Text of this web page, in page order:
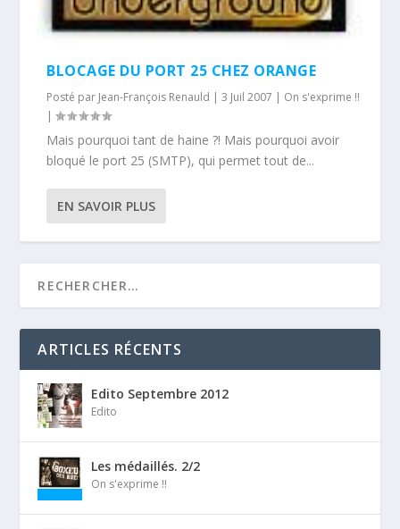
BLOCAGE DU PORT 25 CHEZ ORANGE
Posté par Jean-François Renauld |3 Juil 2007 | On s'exprime !!
|
Mais pourquoi tant de haine ?! Mais pourquoi avoir
bloqué le port 25 (SMTP), qui permet tout de...
EN SAVOIR PLUS
ARTICLES RÉCENTS
Edito Septembre 2012
Edito
Les médaillés. 2/2
On s'exprime !!